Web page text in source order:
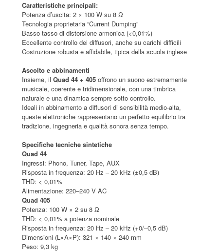
Caratteristiche principali:
Potenza d’uscita: 2 × 100 W su 8 Ω
Tecnologia proprietaria “Current Dumping”
Basso tasso di distorsione armonica (<0,01%)
Eccellente controllo dei diffusori, anche su carichi difficili
Costruzione robusta e affidabile, tipica della scuola inglese
Ascolto e abbinamenti
Insieme, il Quad 44 + 405 offrono un suono estremamente
musicale, coerente e tridimensionale, con una timbrica
naturale e una dinamica sempre sotto controllo.
Ideali in abbinamento a diffusori di sensibilità medio-alta,
queste elettroniche rappresentano un perfetto equilibrio tra
tradizione, ingegneria e qualità sonora senza tempo.
Specifiche tecniche sintetiche
Quad 44
Ingressi: Phono, Tuner, Tape, AUX
Risposta in frequenza: 20 Hz – 20 kHz (±0,5 dB)
THD: < 0,01%
Alimentazione: 220–240 V AC
Quad 405
Potenza: 100 W × 2 su 8 Ω
THD: < 0,01% a potenza nominale
Risposta in frequenza: 20 Hz – 20 kHz (+0/–0,5 dB)
Dimensioni (L×A×P): 321 × 140 × 240 mm
Peso: 9,3 kg